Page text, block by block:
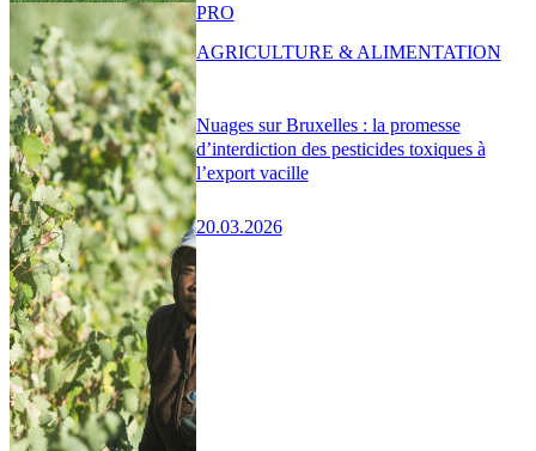
Nuages sur Bruxelles : la promesse
d’interdiction des pesticides toxiques à
l’export vacille
20.03.2026
PRO
AGRICULTURE & ALIMENTATION